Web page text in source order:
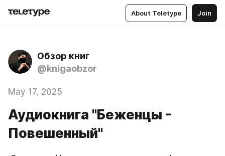
About Teletype Join
Обзор книг
@knigaobzor
May 17, 2025
Аудиокнига "Беженцы -
Повешенный"